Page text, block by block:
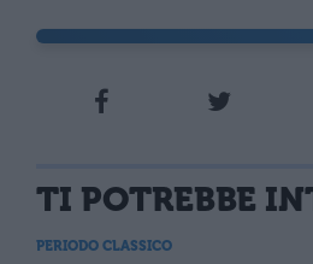
TI POTREBBE
PERIODO CLASSICO